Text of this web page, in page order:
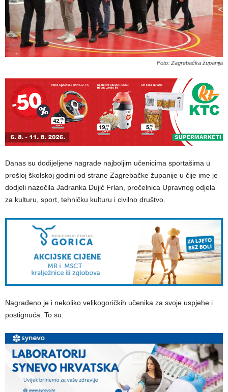
Foto: Zagrebačka županija
Danas su dodijeljene nagrade najboljim učenicima sportašima u
prošloj školskoj godini od strane Zagrebačke županije u čije ime je
dodjeli nazočila Jadranka Dujić Frlan, pročelnica Upravnog odjela
za kulturu, sport, tehničku kulturu i civilno društvo.
Nagrađeno je i nekoliko velikogoričkih učenika za svoje uspjehe i
postignuća. To su: